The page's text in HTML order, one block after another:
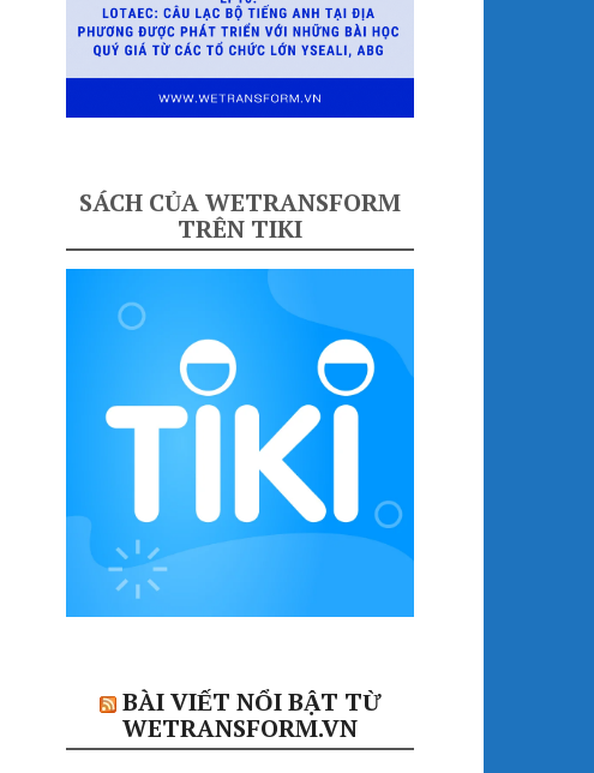
SÁCH CỦA WETRANSFORM
TRÊN TIKI
BÀI VIẾT NỔI BẬT TỪ
WETRANSFORM.VN